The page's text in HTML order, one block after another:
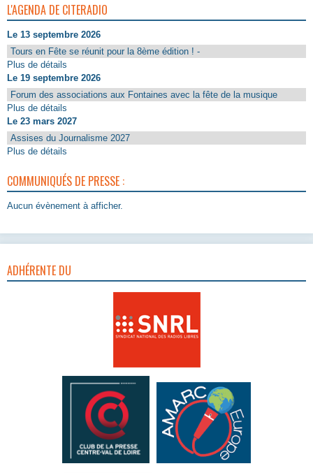
L'AGENDA DE CITERADIO
Le 13 septembre 2026
Tours en Fête se réunit pour la 8ème édition ! -
Plus de détails
Le 19 septembre 2026
Forum des associations aux Fontaines avec la fête de la musique
Plus de détails
Le 23 mars 2027
Assises du Journalisme 2027
Plus de détails
COMMUNIQUÉS DE PRESSE :
Aucun évènement à afficher.
ADHÉRENTE DU